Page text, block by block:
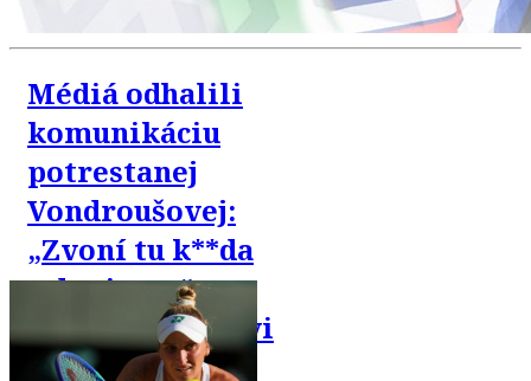
Médiá odhalili
komunikáciu
potrestanej
Vondroušovej:
„Zvoní tu k**da
z dopingu,“
písala priateľovi